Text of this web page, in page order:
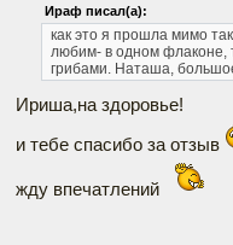
Ираф писал(а):
как это я прошла мимо
любим- в одном флаконе,
грибами. Наташа,
Ириша,на здоровье!
и тебе спасибо за отзыв
жду впечатлений